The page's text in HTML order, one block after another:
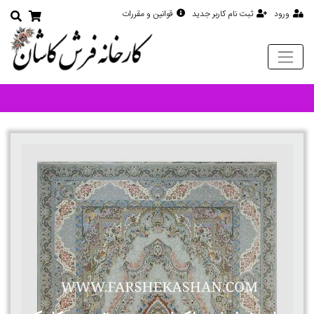
ورود ثبت نام کاربر جدید قوانین و مقررات